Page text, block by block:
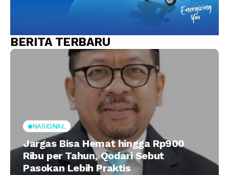
BERITA TERBARU
NASIONAL
Jargas Bisa Hemat hingga Rp900
Ribu per Tahun, Qodari Sebut
Pasokan Lebih Praktis